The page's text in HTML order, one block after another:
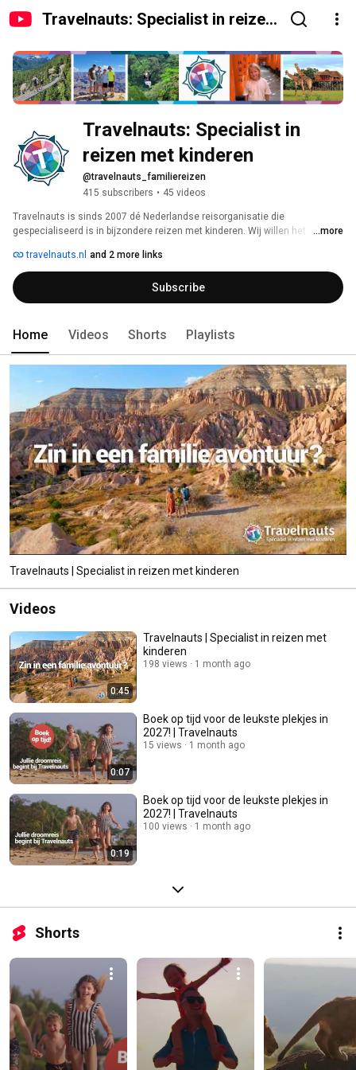
Travelnauts: Specialist in reizen
Travelnauts: Specialist in
reizen met kinderen
@travelnauts_familiereizen
415 subscribers • 45 videos
Travelnauts is sinds 2007 dé Nederlandse reisorganisatie die
gespecialiseerd is in bijzondere reizen met kinderen. Wij willen het
met de kinderen, en zo jullie liefde voor reizen, de natuur en andere
culturen met de kinderen te delen.
...more
travelnauts.nl and 2 more links
Subscribe
Home Videos Shorts Playlists
Travelnauts | Specialist in reizen met kinderen
Videos
0:45
Travelnauts | Specialist in reizen met
kinderen
198 views 1 month ago
0:07
Boek op tijd voor de leukste plekjes in
2027! | Travelnauts
15 views 1 month ago
0:19
Boek op tijd voor de leukste plekjes in
2027! | Travelnauts
100 views 1 month ago
Shorts